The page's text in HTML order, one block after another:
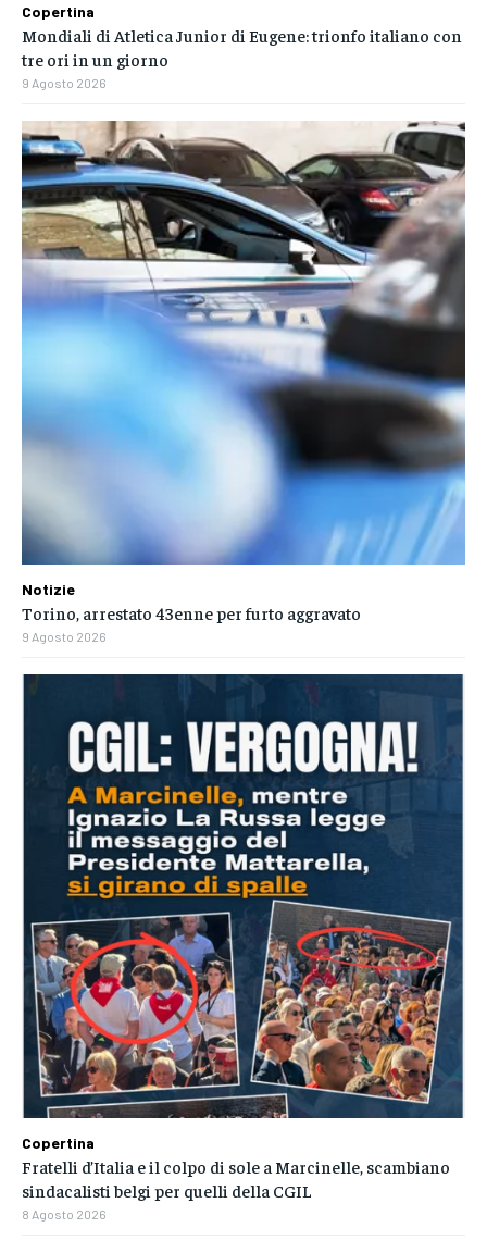
Copertina
Mondiali di Atletica Junior di Eugene: trionfo italiano con
tre ori in un giorno
9 Agosto 2026
Notizie
Torino, arrestato 43enne per furto aggravato
9 Agosto 2026
Copertina
Fratelli d’Italia e il colpo di sole a Marcinelle, scambiano
sindacalisti belgi per quelli della CGIL
8 Agosto 2026